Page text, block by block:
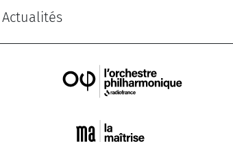
Actualités